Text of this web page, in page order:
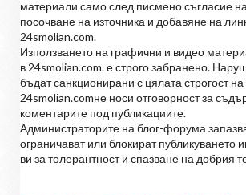
материали само след писмено съгласие
посочване на източника и добавяне на
24smolian.com.
Използването на графични и видео
в 24smolian.com. е строго забранено.
бъдат санкционирани с цялата строгост на
24smolian.comне носи отговорност за
коментарите под публикациите.
Администраторите на блог-форума
ограничават или блокират публикуването
ви за толерантност и спазване на добрия